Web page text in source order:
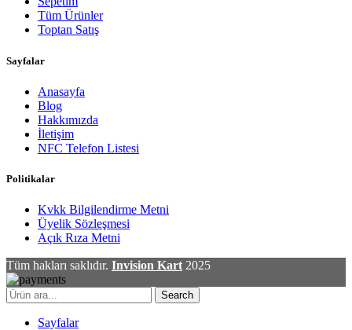
Tüm Ürünler
Toptan Satış
Sayfalar
Anasayfa
Blog
Hakkımızda
İletişim
NFC Telefon Listesi
Politikalar
Kvkk Bilgilendirme Metni
Üyelik Sözleşmesi
Açık Rıza Metni
Tüm hakları saklıdır. Invision Kart 2025
Search
Sayfalar